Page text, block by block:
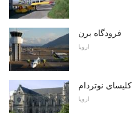
فرودگاه برن
اروپا
کلیسای نوتردام
اروپا